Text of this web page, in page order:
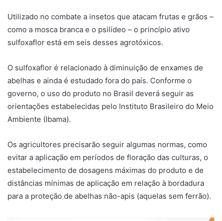
Utilizado no combate a insetos que atacam frutas e grãos –
como a mosca branca e o psilídeo – o princípio ativo
sulfoxaflor está em seis desses agrotóxicos.
O sulfoxaflor é relacionado à diminuição de enxames de
abelhas e ainda é estudado fora do país. Conforme o
governo, o uso do produto no Brasil deverá seguir as
orientações estabelecidas pelo Instituto Brasileiro do Meio
Ambiente (Ibama).
Os agricultores precisarão seguir algumas normas, como
evitar a aplicação em períodos de floração das culturas, o
estabelecimento de dosagens máximas do produto e de
distâncias mínimas de aplicação em relação à bordadura
para a proteção de abelhas não-apis (aquelas sem ferrão).